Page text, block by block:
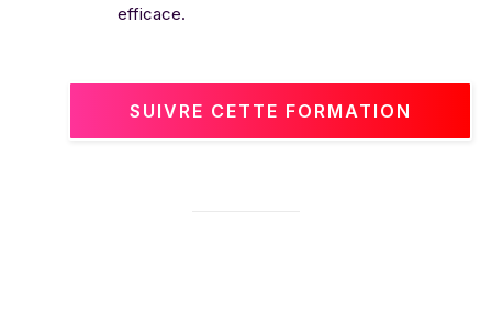
efficace.
SUIVRE CETTE FORMATION